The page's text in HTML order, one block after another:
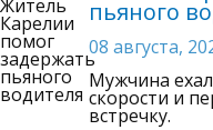
пьяного
08 августа,
Мужчина
скорости и
встречку.